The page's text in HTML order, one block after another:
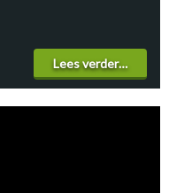
Lees verder…